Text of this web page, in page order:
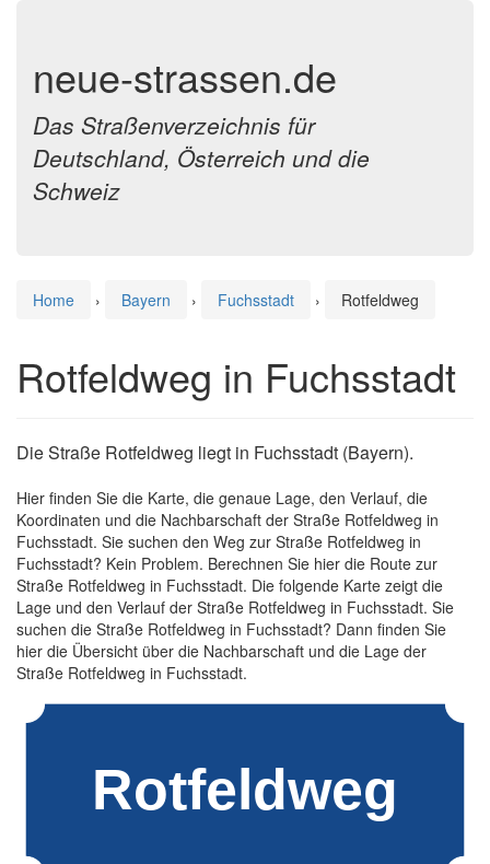
neue-strassen.de
Das Straßenverzeichnis für
Deutschland, Österreich und die
Schweiz
Home › Bayern › Fuchsstadt › Rotfeldweg
Rotfeldweg in Fuchsstadt
Die Straße Rotfeldweg liegt in Fuchsstadt (Bayern).
Hier finden Sie die Karte, die genaue Lage, den Verlauf, die
Koordinaten und die Nachbarschaft der Straße Rotfeldweg in
Fuchsstadt. Sie suchen den Weg zur Straße Rotfeldweg in
Fuchsstadt? Kein Problem. Berechnen Sie hier die Route zur
Straße Rotfeldweg in Fuchsstadt. Die folgende Karte zeigt die
Lage und den Verlauf der Straße Rotfeldweg in Fuchsstadt. Sie
suchen die Straße Rotfeldweg in Fuchsstadt? Dann finden Sie
hier die Übersicht über die Nachbarschaft und die Lage der
Straße Rotfeldweg in Fuchsstadt.